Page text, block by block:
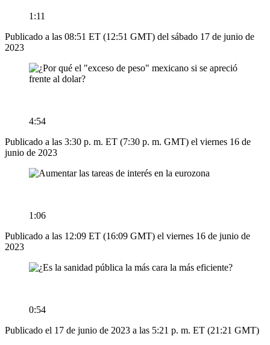
1:11
Publicado a las 08:51 ET (12:51 GMT) del sábado 17 de junio de
2023
4:54
Publicado a las 3:30 p. m. ET (7:30 p. m. GMT) el viernes 16 de
junio de 2023
1:06
Publicado a las 12:09 ET (16:09 GMT) el viernes 16 de junio de
2023
0:54
Publicado el 17 de junio de 2023 a las 5:21 p. m. ET (21:21 GMT)